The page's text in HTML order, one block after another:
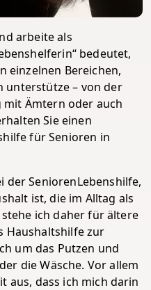
arbeite als
bedeutet,
einzelnen Bereichen,
unterstütze – von der
mit Ämtern oder auch
Sie einen
für Senioren in
der SeniorenLebenshilfe,
ist, die im Alltag als
ich daher für ältere
Haushaltshilfe zur
um das Putzen und
die Wäsche. Vor allem
aus, dass ich mich darin